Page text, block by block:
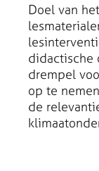
Doel van
didactische
drempel
op te
de